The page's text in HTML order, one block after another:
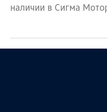
наличии в Сигма